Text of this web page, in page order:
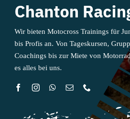
Chanton
Wir bieten Motocross Trainings für
bis Profis an. Von Tageskursen,
Coachings bis zur Miete von
es alles bei uns.